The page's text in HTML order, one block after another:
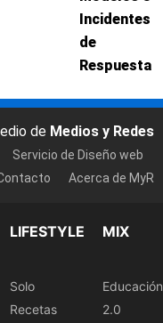
Incidentes
de
Respuesta
de Medios y Redes
Servicio de Diseño web
Acerca de MyR
LIFESTYLE
Solo
Recetas
MIX
Educación
2.0